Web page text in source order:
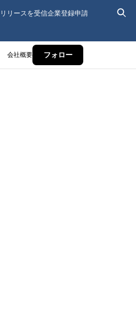
リースを受信企業登録申請
会社概要 フォロー